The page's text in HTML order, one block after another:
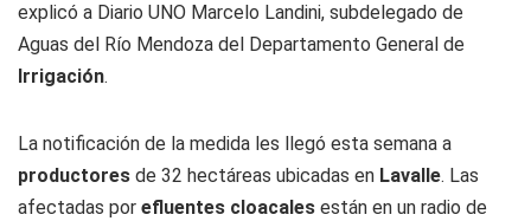
explicó a Diario UNO Marcelo Landini, subdelegado de
Aguas del Río Mendoza del Departamento General de
Irrigación.
La notificación de la medida les llegó esta semana a
productores de 32 hectáreas ubicadas en Lavalle. Las
afectadas por efluentes cloacales están en un radio de